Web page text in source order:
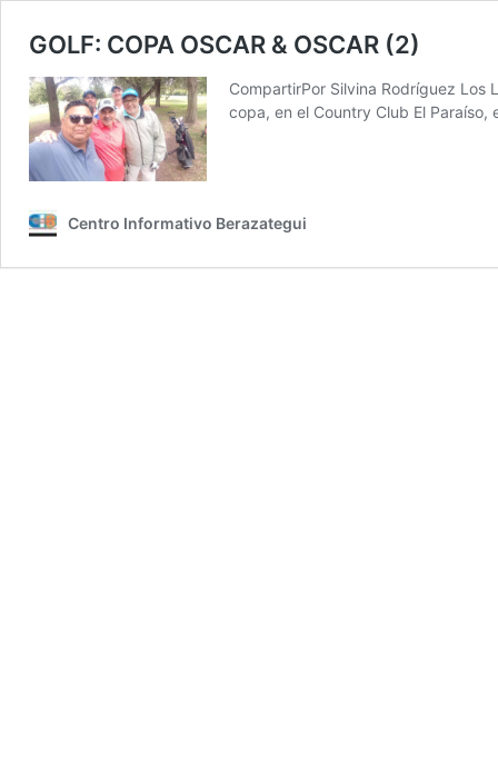
GOLF: COPA OSCAR & OSCAR (2)
CompartirPor Silvina Rodríguez Los
copa, en el Country Club El
Centro Informativo Berazategui